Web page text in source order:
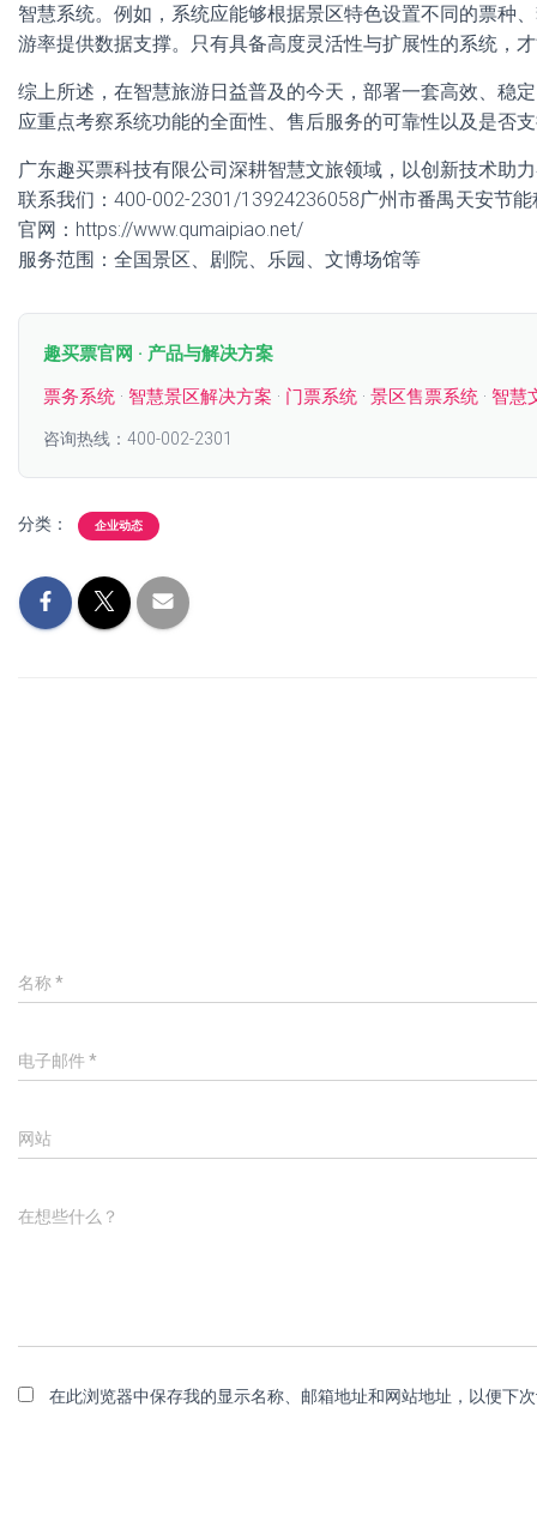
智慧系统。例如，系统应能够根据景区特色设置不同的票种
游率提供数据支撑。只有具备高度灵活性与扩展性的系统，
综上所述，在智慧旅游日益普及的今天，部署一套高效、稳
应重点考察系统功能的全面性、售后服务的可靠性以及是否
广东趣买票科技有限公司深耕智慧文旅领域，以创新技术助
联系我们：400-002-2301/13924236058广州市番禺天安节
官网：https://www.qumaipiao.net/
服务范围：全国景区、剧院、乐园、文博场馆等
趣买票官网 · 产品与解决方案
票务系统 · 智慧景区解决方案 · 门票系统 · 景区售票系统 · 智慧
咨询热线：400-002-2301
分类： 企业动态
名称*
电子邮件 *
网站
在想些什么？
在此浏览器中保存我的显示名称、邮箱地址和网站地址，以便下